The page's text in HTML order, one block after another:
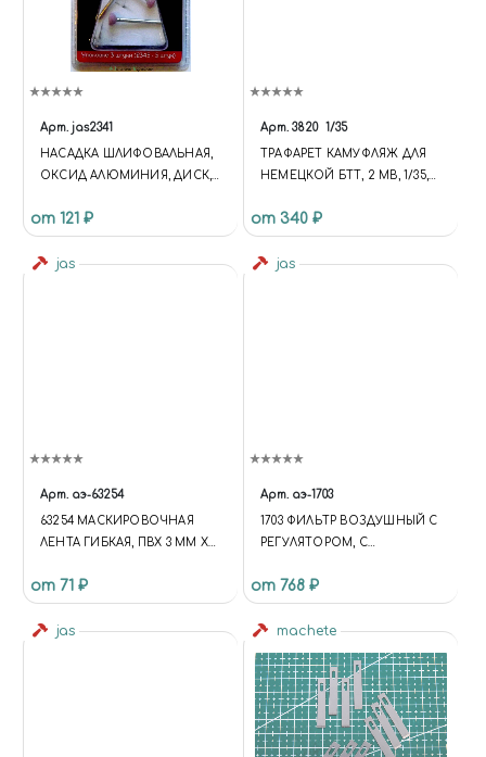
Арт. jas2341
НАСАДКА ШЛИФОВАЛЬНАЯ,
ОКСИД АЛЮМИНИЯ, ДИСК,
от 121 ₽
Арт. 3820 1/35
ТРАФАРЕТ КАМУФЛЯЖ ДЛЯ
НЕМЕЦКОЙ БТТ, 2 МВ, 1/35,
от 340 ₽
jas
Арт. аэ-63254
63254 МАСКИРОВОЧНАЯ
ЛЕНТА ГИБКАЯ, ПВХ 3 ММ Х
от 71 ₽
jas
Арт. аэ-1703
1703 ФИЛЬТР ВОЗДУШНЫЙ С
РЕГУЛЯТОРОМ, С
от 768 ₽
jas machete